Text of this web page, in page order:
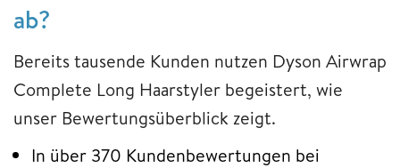
ab?
Bereits tausende Kunden nutzen Dyson Airwrap
Complete Long Haarstyler begeistert, wie
unser Bewertungsüberblick zeigt.
In über 370 Kundenbewertungen bei